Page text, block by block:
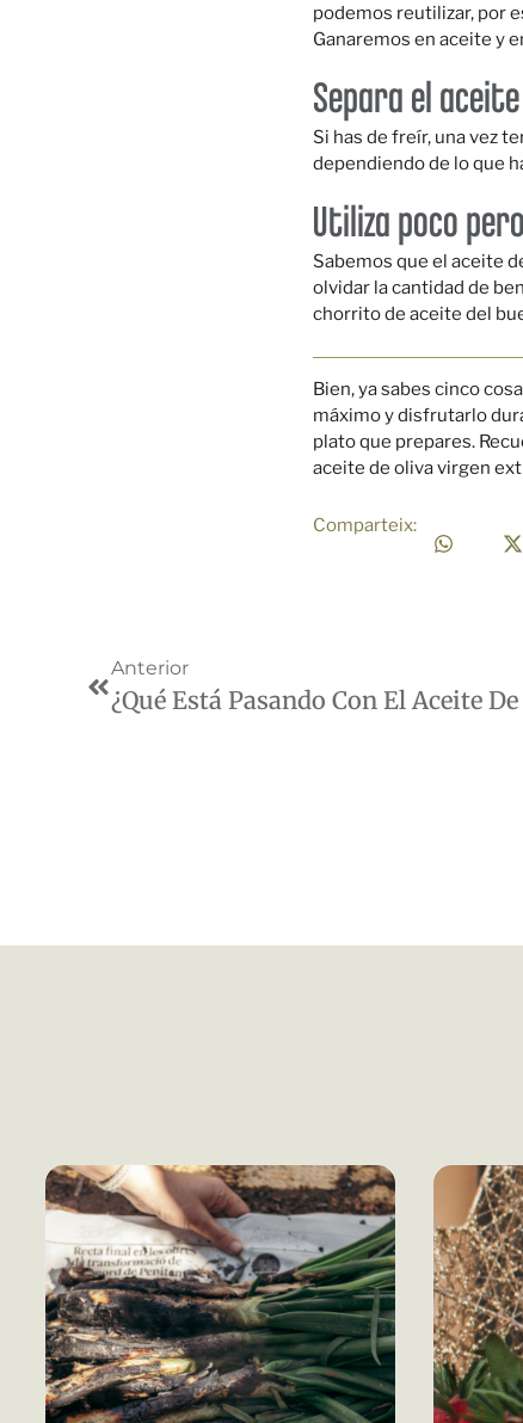
podemos reutilizar, por
Ganaremos en aceite y
Separa el
Si has de freír, una vez
dependiendo de lo que
Utiliza poco
Sabemos que el aceite
olvidar la cantidad de
chorrito de aceite del
Bien, ya sabes cinco
máximo y disfrutarlo
plato que prepares.
aceite de oliva virgen
Comparteix:
Anterior
¿Qué Está Pasando Con El Aceite